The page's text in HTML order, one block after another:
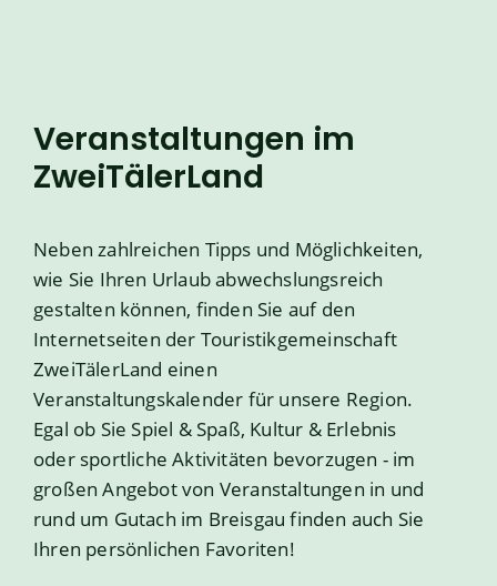
Veranstaltungen im
ZweiTälerLand
Neben zahlreichen Tipps und Möglichkeiten,
wie Sie Ihren Urlaub abwechslungsreich
gestalten können, finden Sie auf den
Internetseiten der Touristikgemeinschaft
ZweiTälerLand einen
Veranstaltungskalender für unsere Region.
Egal ob Sie Spiel & Spaß, Kultur & Erlebnis
oder sportliche Aktivitäten bevorzugen - im
großen Angebot von Veranstaltungen in und
rund um Gutach im Breisgau finden auch Sie
Ihren persönlichen Favoriten!